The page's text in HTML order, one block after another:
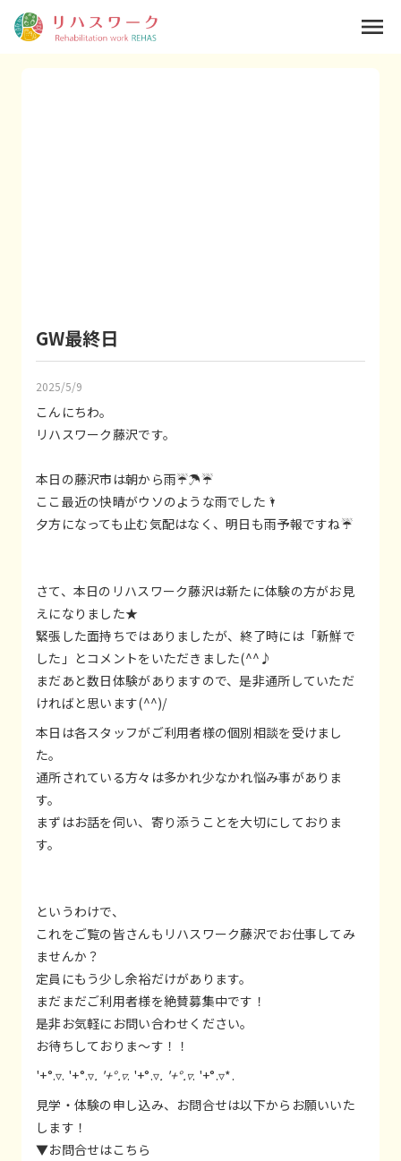
GW最終日
2025/5/9
こんにちわ。
リハスワーク藤沢です。
本日の藤沢市は朝から雨☔☂☔
ここ最近の快晴がウソのような雨でした🌂
夕方になっても止む気配はなく、明日も雨予報ですね☔
さて、本日のリハスワーク藤沢は新たに体験の方がお見
えになりました★
緊張した面持ちではありましたが、終了時には「新鮮で
した」とコメントをいただきました(^^♪
まだあと数日体験がありますので、是非通所していただ
ければと思います(^^)/
本日は各スタッフがご利用者様の個別相談を受けまし
た。
通所されている方々は多かれ少なかれ悩み事がありま
す。
まずはお話を伺い、寄り添うことを大切にしておりま
す。
というわけで、
これをご覧の皆さんもリハスワーク藤沢でお仕事してみ
ませんか？
定員にもう少し余裕だけがあります。
まだまだご利用者様を絶賛募集中です！
是非お気軽にお問い合わせください。
お待ちしておりま～す！！
'+°.▿. '+°.▿. '+°.▿. '+°.▿. '+°.▿. '+°.▿*.
見学・体験の申し込み、お問合せは以下からお願いいた
します！
▼お問合せはこちら
menu